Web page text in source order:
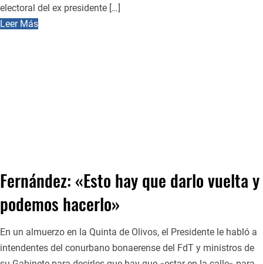
electoral del ex presidente […]
Leer Más
Fernández: «Esto hay que darlo vuelta y
podemos hacerlo»
En un almuerzo en la Quinta de Olivos, el Presidente le habló a
intendentes del conurbano bonaerense del FdT y ministros de